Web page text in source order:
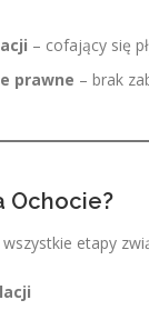
– cofający się
prawne – brak
Ochocie?
etapy